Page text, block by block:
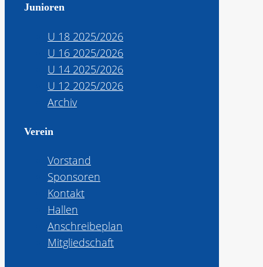
Junioren
U 18 2025/2026
U 16 2025/2026
U 14 2025/2026
U 12 2025/2026
Archiv
Verein
Vorstand
Sponsoren
Kontakt
Hallen
Anschreibeplan
Mitgliedschaft